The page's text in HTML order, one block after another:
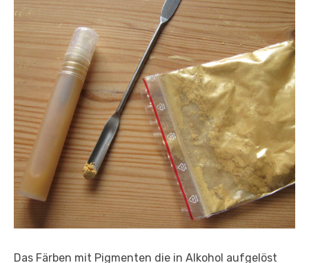
Das Färben mit Pigmenten die in Alkohol aufgelöst